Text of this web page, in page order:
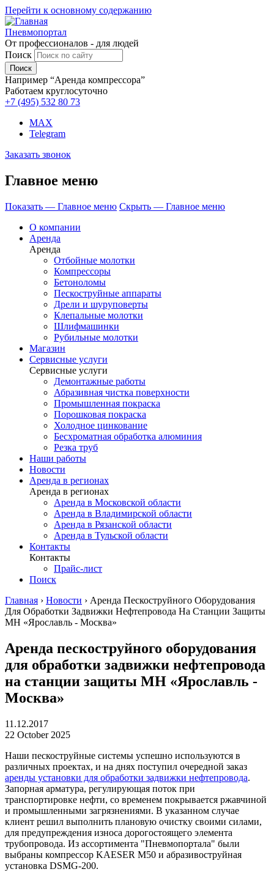
Перейти к основному содержанию
Пневмопортал
От профессионалов - для людей
Поиск
Например “Аренда компрессора”
Работаем круглосуточно
+7 (495) 532 80 73
MAX
Telegram
Заказать звонок
Главное меню
Показать — Главное меню Скрыть — Главное меню
О компании
Аренда
Аренда
Отбойные молотки
Компрессоры
Бетоноломы
Пескоструйные аппараты
Дрели и шуруповерты
Клепальные молотки
Шлифмашинки
Рубильные молотки
Магазин
Сервисные услуги
Сервисные услуги
Демонтажные работы
Абразивная чистка поверхности
Промышленная покраска
Порошковая покраска
Холодное цинкование
Бесхроматная обработка алюминия
Резка труб
Наши работы
Новости
Аренда в регионах
Аренда в регионах
Аренда в Московской области
Аренда в Владимирской области
Аренда в Рязанской области
Аренда в Тульской области
Контакты
Контакты
Прайс-лист
Поиск
Главная › Новости › Аренда Пескоструйного Оборудования
Для Обработки Задвижки Нефтепровода На Станции Защиты
МН «Ярославль - Москва»
Аренда пескоструйного оборудования
для обработки задвижки нефтепровода
на станции защиты МН «Ярославль -
Москва»
11.12.2017
22 October 2025
Наши пескоструйные системы успешно используются в
различных проектах, и на днях поступил очередной заказ
аренды установки для обработки задвижки нефтепровода.
Запорная арматура, регулирующая поток при
транспортировке нефти, со временем покрывается ржавчиной
и промышленными загрязнениями. В указанном случае
клиент решил выполнить плановую очистку своими силами,
для предупреждения износа дорогостоящего элемента
трубопровода. Из ассортимента "Пневмопортала" были
выбраны компрессор KAESER M50 и абразивоструйная
установка DSMG-200.